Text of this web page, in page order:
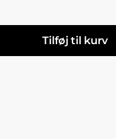
Tilføj til kurv